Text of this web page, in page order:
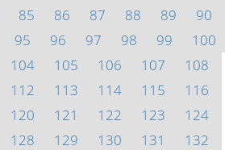
85 86 87 88 89
90
95 96 97 98 99
100
104 105 106 107
108
112 113 114 115
116
120 121 122 123
124
128 129 130 131
132